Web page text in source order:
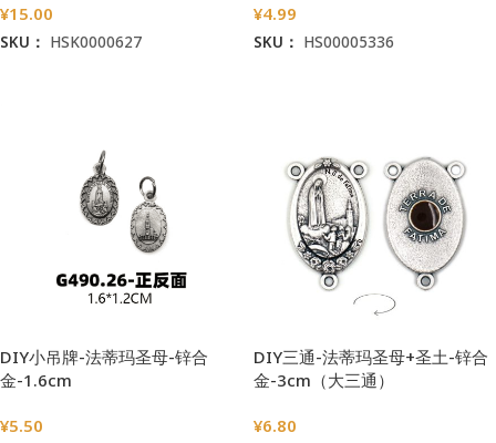
¥15.00
SKU： HSK0000627
¥4.99
SKU： HS00005336
DIY小吊牌-法蒂玛圣母-锌合
金-1.6cm
¥5.50
DIY三通-法蒂玛圣母+圣土-锌合
金-3cm（大三通）
¥6.80